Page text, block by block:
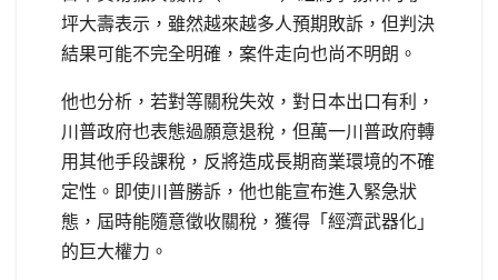
坪大壽表示，雖然越來越多人預期敗訴，但判決
結果可能不完全明確，案件走向也尚不明朗。
他也分析，若對等關稅失效，對日本出口有利，
川普政府也表態過願意退稅，但萬一川普政府轉
用其他手段課稅，反將造成長期商業環境的不確
定性。即使川普勝訴，他也能宣布進入緊急狀
態，屆時能隨意徵收關稅，獲得「經濟武器化」
的巨大權力。